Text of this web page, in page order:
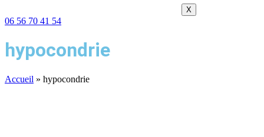
X
06 56 70 41 54
hypocondrie
Accueil » hypocondrie